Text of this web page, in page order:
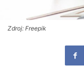
Zdroj: Freepik